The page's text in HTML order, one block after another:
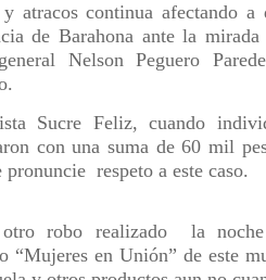
atracos continua afectando
de Barahona ante la
Nelson Peguero
Sucre Feliz, cuando
con una suma de 60 mil
pronuncie respeto a este caso.
robo realizado
la
“Mujeres en Unión” de este